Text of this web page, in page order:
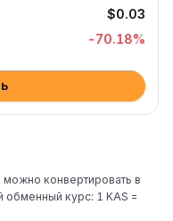
$0.03
-70.18%
конвертировать в
курс: 1 KAS =